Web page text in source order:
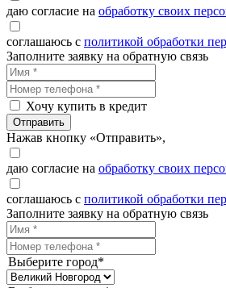
даю согласие на обработку своих
соглашаюсь с политикой обработки
Заполните заявку на обратную связь
Хочу купить в кредит
Отправить
Нажав кнопку «Отправить»,
даю согласие на обработку своих
соглашаюсь с политикой обработки
Заполните заявку на обратную связь
Выберите город*